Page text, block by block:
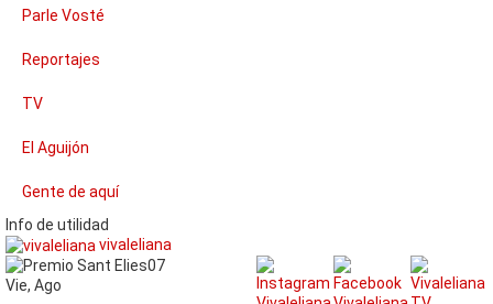
Parle Vosté
Reportajes
TV
El Aguijón
Gente de aquí
Info de utilidad
vivaleliana
07
Vie, Ago